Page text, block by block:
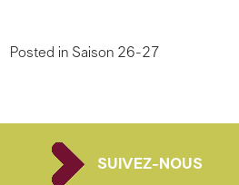
Posted in Saison 26-27
SUIVEZ-NOUS